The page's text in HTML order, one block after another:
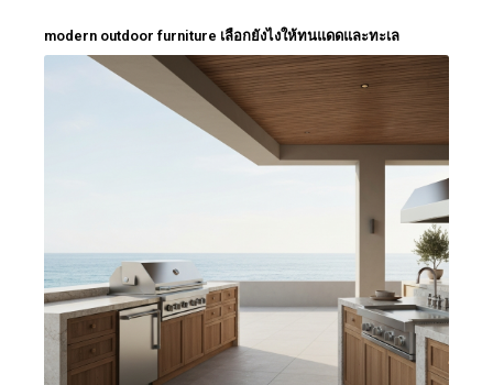
modern outdoor furniture เลือกยังไงให้ทนแดดและทะเล